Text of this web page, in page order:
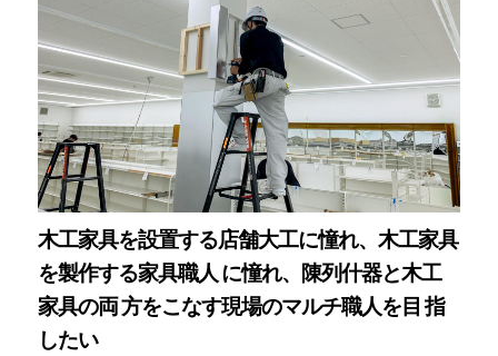
木工家具を設置する店舗大工に憧れ、木工家具
を製作する家具職人 に憧れ、陳列什器と木工
家具の両 方をこなす現場のマルチ職人を目 指
したい